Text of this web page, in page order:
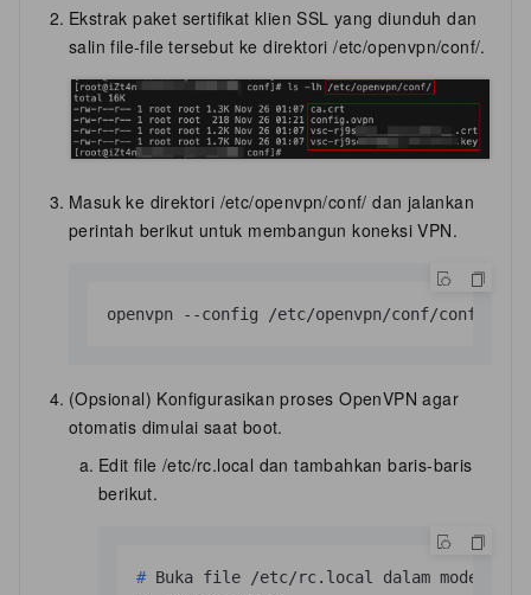
Ekstrak paket sertifikat klien SSL yang diunduh dan
salin file-file tersebut ke direktori/etc/openvpn/conf/.
Masuk ke direktori /etc/openvpn/conf/ dan jalankan
perintah berikut untuk membangun koneksi VPN.
openvpn --config /etc/openvpn/conf/
(Opsional) Konfigurasikan proses OpenVPN agar
otomatis dimulai saat boot.
Edit file /etc/rc.local dan tambahkan baris-baris
berikut.
# Buka file /etc/rc.local dalam mode